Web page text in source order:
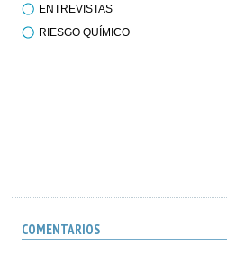
ENTREVISTAS
RIESGO QUÍMICO
COMENTARIOS